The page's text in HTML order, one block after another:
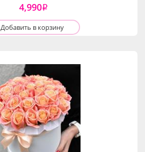
4,990i
Добавить в корзину